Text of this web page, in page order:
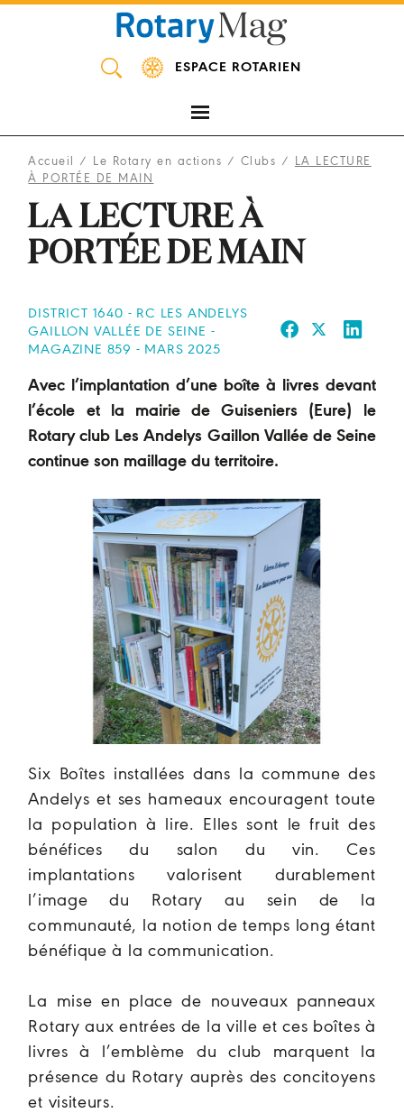
ESPACE ROTARIEN
Accueil / Le Rotary en actions / Clubs / LA LECTURE
À PORTÉE DE MAIN
LA LECTURE À
PORTÉE DE MAIN
DISTRICT 1640 - RC LES ANDELYS
GAILLON VALLÉE DE SEINE -
MAGAZINE 859 - MARS 2025
Avec l’implantation d’une boîte à livres devant
l’école et la mairie de Guiseniers (Eure) le
Rotary club Les Andelys Gaillon Vallée de Seine
continue son maillage du territoire.
Six Boîtes installées dans la commune des
Andelys et ses hameaux encouragent toute
la population à lire. Elles sont le fruit des
bénéfices du salon du vin. Ces
implantations valorisent durablement
l’image du Rotary au sein de la
communauté, la notion de temps long étant
bénéfique à la communication.
La mise en place de nouveaux panneaux
Rotary aux entrées de la ville et ces boîtes à
livres à l’emblème du club marquent la
présence du Rotary auprès des concitoyens
et visiteurs.
Panneau de gestion des cookies